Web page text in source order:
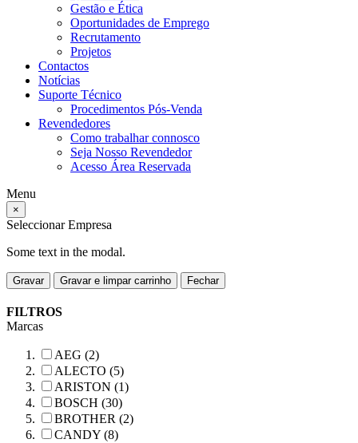
Gestão e Ética
Oportunidades de Emprego
Recrutamento
Projetos
Contactos
Notícias
Suporte Técnico
Procedimentos Pós-Venda
Revendedores
Como trabalhar connosco
Seja Nosso Revendedor
Acesso Área Reservada
Menu
×
Seleccionar Empresa
Some text in the modal.
Gravar Gravar e limpar carrinho Fechar
FILTROS
Marcas
AEG (2)
ALECTO (5)
ARISTON (1)
BOSCH (30)
BROTHER (2)
CANDY (8)